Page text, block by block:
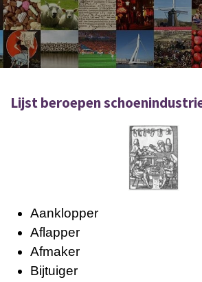
Lijst beroepen
Aanklopper
Aflapper
Afmaker
Bijtuiger